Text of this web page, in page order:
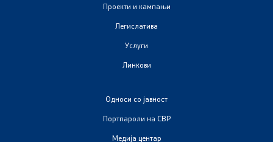
Проекти и кампањи
Легислатива
Услуги
Линкови
Односи со јавност
Портпароли на СВР
Медија центар